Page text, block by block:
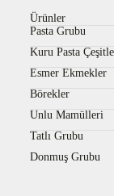
Ürünler
Pasta Grubu
Kuru Pasta
Esmer Ekmekler
Börekler
Unlu Mamülleri
Tatlı Grubu
Donmuş Grubu